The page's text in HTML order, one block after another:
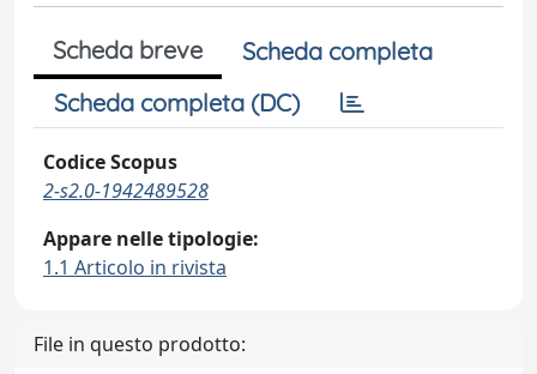
Scheda breve
Scheda completa
Scheda completa (DC)
Codice Scopus
2-s2.0-1942489528
Appare nelle tipologie:
1.1 Articolo in rivista
File in questo prodotto: